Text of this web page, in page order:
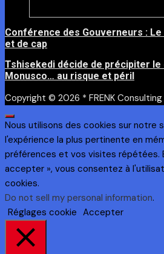
Conférence des Gouverneurs :
et de cap
Tshisekedi décide de précipiter le
Monusco… au risque et péril
Copyright © 2026 * FRENK
Nous utilisons des cookies sur notre
l'expérience la plus pertinente en
préférences et vos visites répétées.
accepter », vous consentez à
cookies.
Do not sell my personal information.
Réglages cookie Accepter